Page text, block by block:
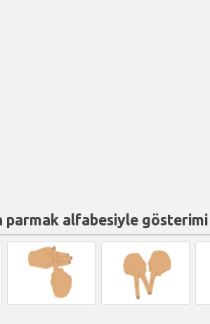
parmak alfabesiyle gösterimi